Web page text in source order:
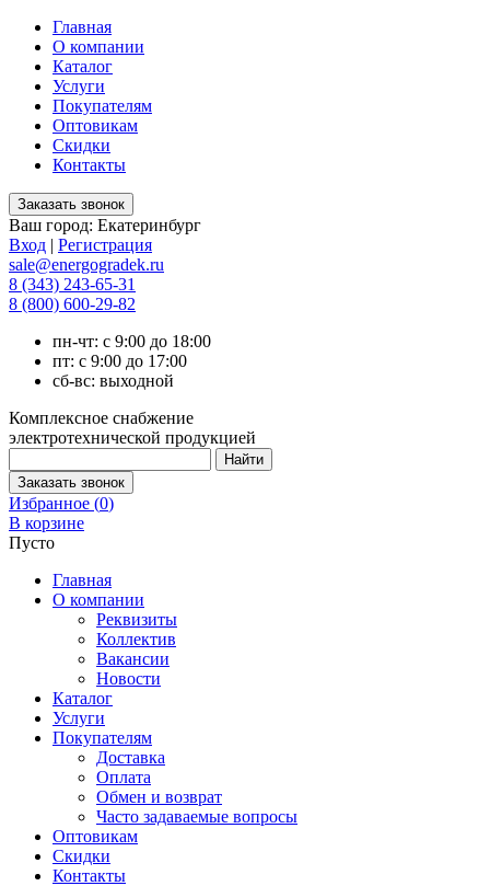
Главная
О компании
Каталог
Услуги
Покупателям
Оптовикам
Скидки
Контакты
Ваш город: Екатеринбург
Вход | Регистрация
sale@energogradek.ru
8 (343) 243-65-31
8 (800) 600-29-82
пн-чт: с 9:00 до 18:00
пт: с 9:00 до 17:00
сб-вс: выходной
Комплексное снабжение
электротехнической продукцией
Избранное (0)
В корзине
Пусто
Главная
О компании
Реквизиты
Коллектив
Вакансии
Новости
Каталог
Услуги
Покупателям
Доставка
Оплата
Обмен и возврат
Часто задаваемые вопросы
Оптовикам
Скидки
Контакты